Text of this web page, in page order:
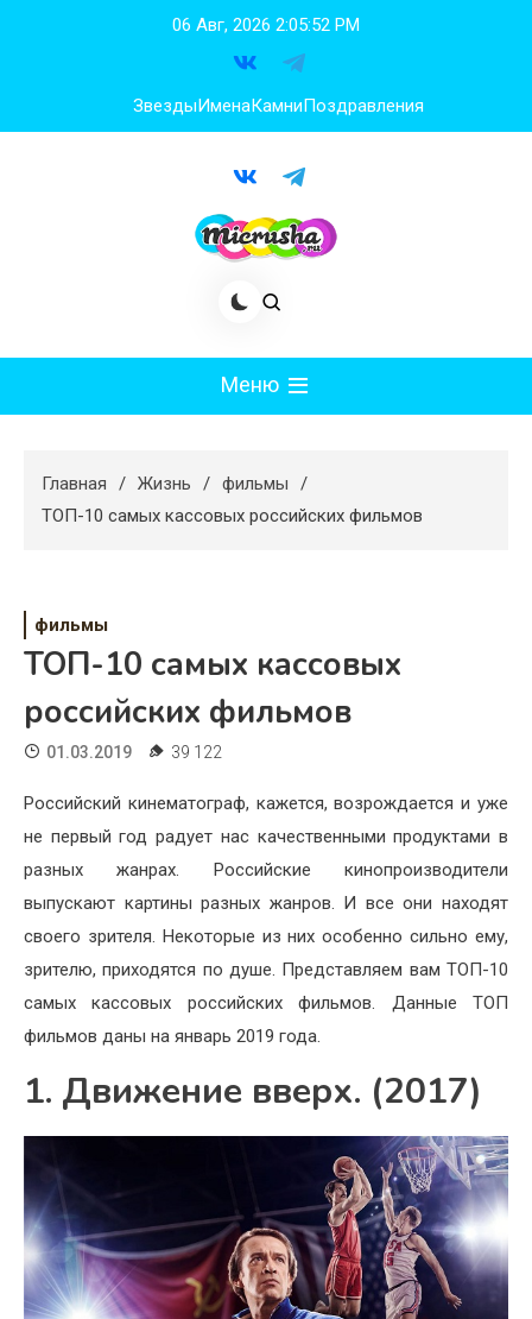
06 Авг, 2026 2:05:53 PM
ЗвездыИменаКамниПоздравления
Меню
Худеем
Свадьба
Жизнь
Хобби
Красота
Недвижимость
Главная Жизнь
фильмы
ТОП-10 самых кассовых российских фильмов
фильмы
ТОП-10 самых кассовых
российских фильмов
01.03.2019 39 122
Российский кинематограф, кажется, возрождается и уже
не первый год радует нас качественными продуктами в
разных жанрах. Российские кинопроизводители
выпускают картины разных жанров. И все они находят
своего зрителя. Некоторые из них особенно сильно ему,
зрителю, приходятся по душе. Представляем вам ТОП-10
самых кассовых российских фильмов. Данные ТОП
фильмов даны на январь 2019 года.
1. Движение вверх. (2017)